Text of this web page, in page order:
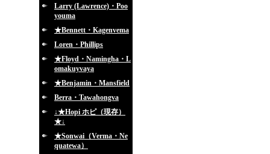
Larry (Lawrence)・Poo
youma
★Bennett・Kagenvema
Loren・Phillips
★Floyd・Namingha・L
omakuyvaya
★Benjamin・Mansfield
Berra・Tawahongva
↓★Hopi ホピ（現存）
★↓
★Sonwai（Verma・Ne
quatewa）